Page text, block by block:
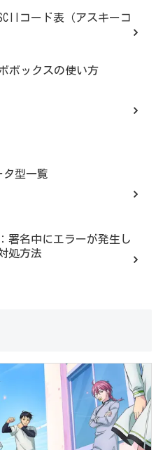
コード表（アスキーコ
ボックスの使い方
タ型一覧
署名中にエラーが発生し
処方法